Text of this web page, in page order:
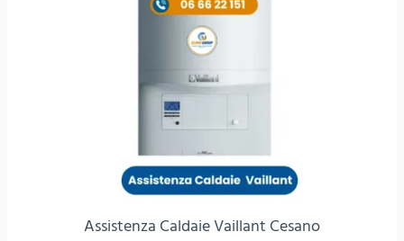
Assistenza Caldaie Vaillant Cesano